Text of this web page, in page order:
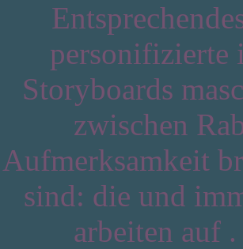
personifizierte
Storyboards
zwischen
Aufmerksamkeit
sind: die und
arbeiten auf